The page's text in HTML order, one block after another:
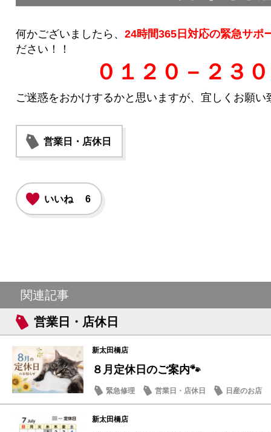
何かございましたら、24時間365日対応の緊急サポ
ださい！！
０１２０－２３
ご迷惑をおかけするかと思いますが、宜しくお願い
営業日・店休日
いいね 6
関連記事
営業日・店休日
新太田橋店
８月定休日のご案内🐾
緊急修理 営業日・店休日 日産のお店
新太田橋店